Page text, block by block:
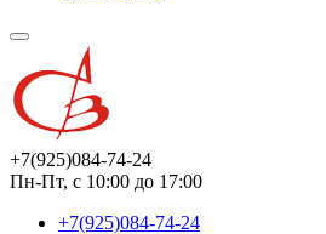
+7(925)084-74-24
Пн-Пт, с 10:00 до 17:00
+7(925)084-74-24